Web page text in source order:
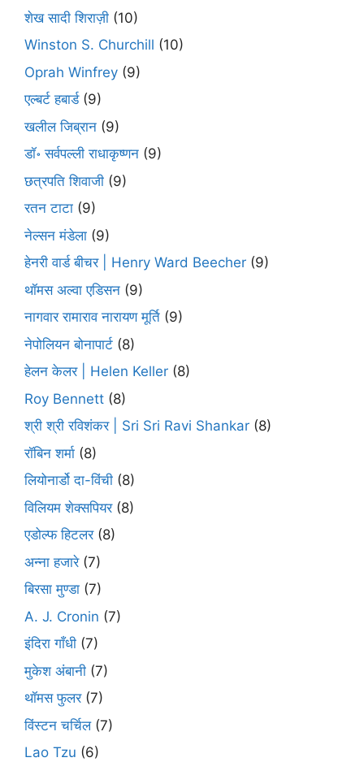
शेख सादी शिराज़ी (10)
Winston S. Churchill (10)
Oprah Winfrey (9)
एल्बर्ट हबार्ड(9)
खलील जिब्रान (9)
डॉ॰ सर्वपल्ली राधाकृष्णन (9)
छत्रपति शिवाजी (9)
रतन टाटा (9)
नेल्सन मंडेला (9)
हेनरी वार्ड बीचर | Henry Ward Beecher (9)
थॉमस अल्वा एडिसन (9)
नागवार रामाराव नारायण मूर्ति (9)
नेपोलियन बोनापार्ट (8)
हेलन केलर | Helen Keller (8)
Roy Bennett (8)
श्री श्री रविशंकर | Sri Sri Ravi Shankar (8)
रॉबिन शर्मा (8)
लियोनार्डो दा-विंची (8)
विलियम शेक्सपियर(8)
एडोल्फ हिटलर(8)
अन्ना हजारे(7)
बिरसा मुण्डा (7)
A. J. Cronin (7)
इंदिरा गाँधी (7)
मुकेश अंबानी (7)
थॉमस फुलर(7)
विंस्टन चर्चिल(7)
Lao Tzu (6)